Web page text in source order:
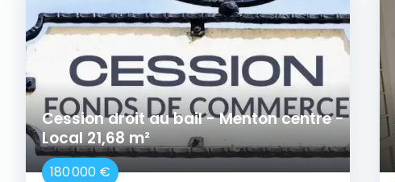
Cession droit au bail - Menton centre -
Local 21,68 m²
180 000 €